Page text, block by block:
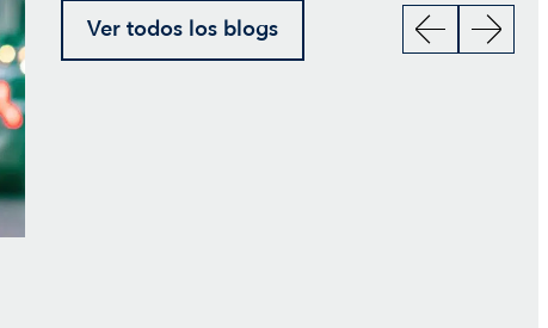
Ver todos los blogs